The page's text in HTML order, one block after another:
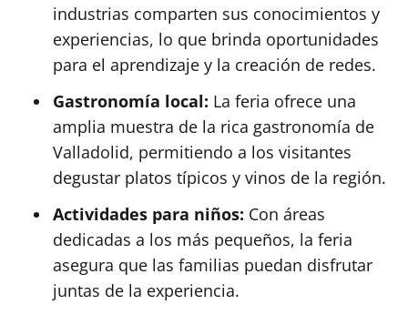
industrias comparten sus conocimientos y
experiencias, lo que brinda oportunidades
para el aprendizaje y la creación de redes.
Gastronomía local: La feria ofrece una
amplia muestra de la rica gastronomía de
Valladolid, permitiendo a los visitantes
degustar platos típicos y vinos de la región.
Actividades para niños: Con áreas
dedicadas a los más pequeños, la feria
asegura que las familias puedan disfrutar
juntas de la experiencia.